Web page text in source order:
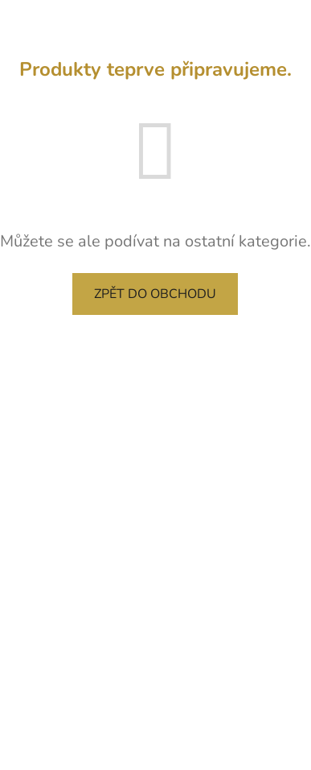
Produkty teprve připravujeme.
Můžete se ale podívat na ostatní kategorie.
ZPĚT DO OBCHODU